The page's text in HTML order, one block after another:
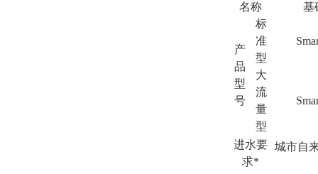
名称 基
产
品
型
号
标
准
型
大
流
量
型
进水要
求*
城市自